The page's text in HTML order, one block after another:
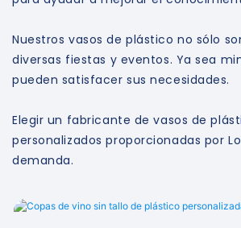
Nuestros vasos de plástico no sólo
diversas fiestas y eventos. Ya sea
pueden satisfacer sus necesidades.
Elegir un fabricante de vasos de
personalizados proporcionadas por
demanda.